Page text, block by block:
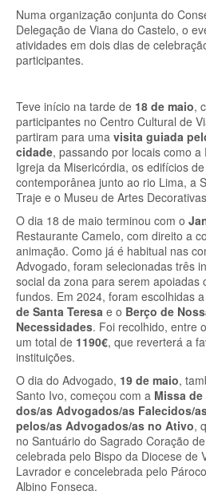
Numa organização conjunta do
Delegação de Viana do Castelo, o
atividades em dois dias de
participantes.
Teve início na tarde de 18 de maio,
participantes no Centro Cultural de
partiram para uma visita guiada
cidade, passando por locais como
Igreja da Misericórdia, os edifícios
contemporânea junto ao rio Lima, a
Traje e o Museu de Artes
O dia 18 de maio terminou com o
Restaurante Camelo, com direito a
animação. Como já é habitual nas
Advogado, foram selecionadas três
social da zona para serem apoiadas
fundos. Em 2024, foram escolhidas a
de Santa Teresa e o Berço de
Necessidades. Foi recolhido, entre
um total de 1190€, que reverterá a
instituições.
O dia do Advogado, 19 de maio,
Santo Ivo, começou com a Missa
dos/as Advogados/as Falecidos/
pelos/as Advogados/as no Ativo,
no Santuário do Sagrado Coração
celebrada pelo Bispo da Diocese de
Lavrador e concelebrada pelo
Albino Fonseca.